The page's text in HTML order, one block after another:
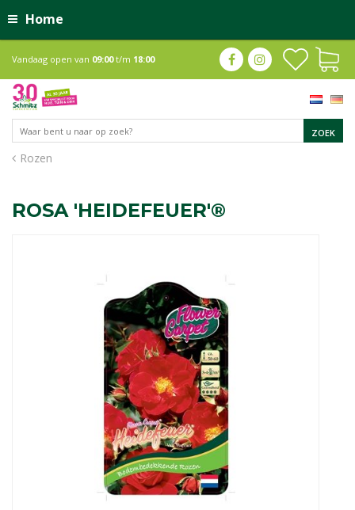
Home
Rozen
Vandaag open van 09:00t/m 18:00
ROSA 'HEIDEFEUER'®